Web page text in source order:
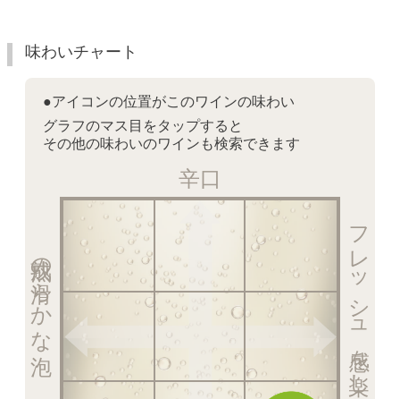
味わいチャート
●アイコンの位置がこのワインの味わい
グラフのマス目をタップすると
その他の味わいのワインも検索できます
辛口
フレッシュ感を楽しむ泡
熟成の滑らかな泡